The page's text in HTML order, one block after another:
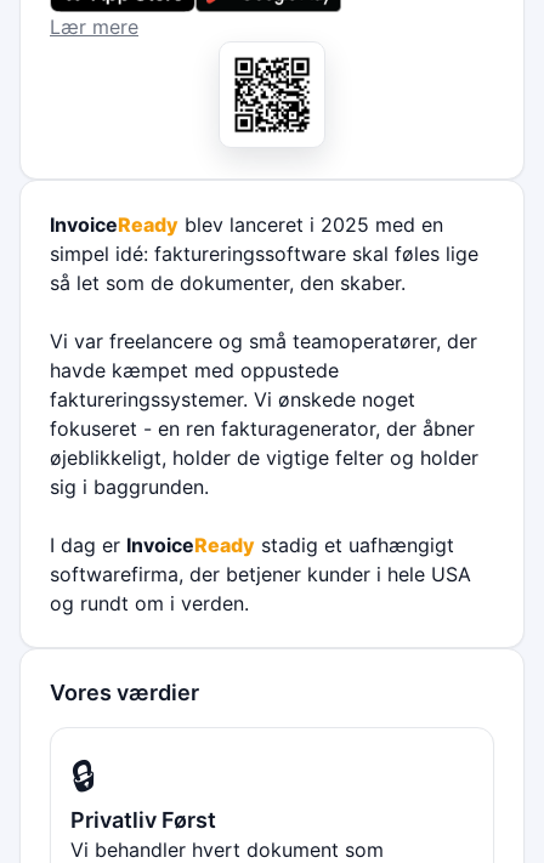
Lær mere
InvoiceReady blev lanceret i 2025 med en
simpel idé: faktureringssoftware skal føles lige
så let som de dokumenter, den skaber.
Vi var freelancere og små teamoperatører, der
havde kæmpet med oppustede
faktureringssystemer. Vi ønskede noget
fokuseret - en ren fakturagenerator, der åbner
øjeblikkeligt, holder de vigtige felter og holder
sig i baggrunden.
I dag er InvoiceReady stadig et uafhængigt
softwarefirma, der betjener kunder i hele USA
og rundt om i verden.
Vores værdier
🔒
Privatliv Først
Vi behandler hvert dokument som